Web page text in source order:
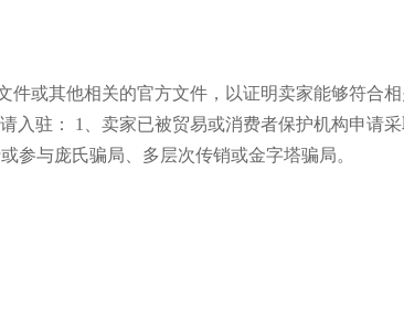
件或其他相关的官方文件，以证明卖家能够符合相
入驻： 1、卖家已被贸易或消费者保护机构申请采
参与庞氏骗局、多层次传销或金字塔骗局。